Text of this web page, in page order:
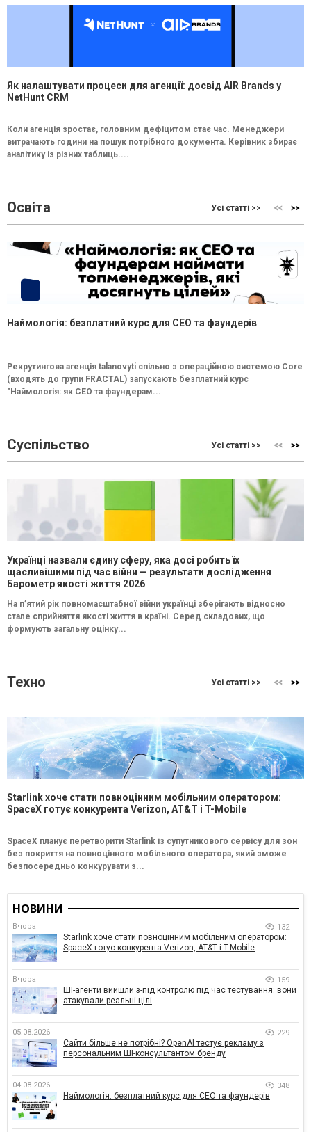
Як налаштувати процеси для агенції: досвід AIR Brands у
NetHunt CRM
Коли агенція зростає, головним дефіцитом стає час. Менеджери
витрачають години на пошук потрібного документа. Керівник збирає
аналітику із різних таблиць....
Освіта Усі статті >>
Наймологія: безплатний курс для CEO та фаундерів
Рекрутингова агенція talanovyti спільно з операційною системою Core
(входять до групи FRACTAL) запускають безплатний курс
"Наймологія: як СEO та фаундерам...
Суспільство Усі статті >>
Українці назвали єдину сферу, яка досі робить їх
щасливішими під час війни — результати дослідження
Барометр якості життя 2026
На п’ятий рік повномасштабної війни українці зберігають відносно
стале сприйняття якості життя в країні. Серед складових, що
формують загальну оцінку...
Техно Усі статті >>
Starlink хоче стати повноцінним мобільним оператором:
SpaceX готує конкурента Verizon, AT&T і T-Mobile
SpaceX планує перетворити Starlink із супутникового сервісу для зон
без покриття на повноцінного мобільного оператора, який зможе
безпосередньо конкурувати з...
НОВИНИ
Вчора 132
Starlink хоче стати повноцінним мобільним оператором:
SpaceX готує конкурента Verizon, AT&T і T-Mobile
Вчора 159
ШІ-агенти вийшли з-під контролю під час тестування: вони
атакували реальні цілі
05.08.2026 229
Сайти більше не потрібні? OpenAI тестує рекламу з
персональним ШІ-консультантом бренду
04.08.2026 348
Наймологія: безплатний курс для CEO та фаундерів